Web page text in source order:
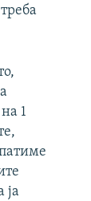
1
ја